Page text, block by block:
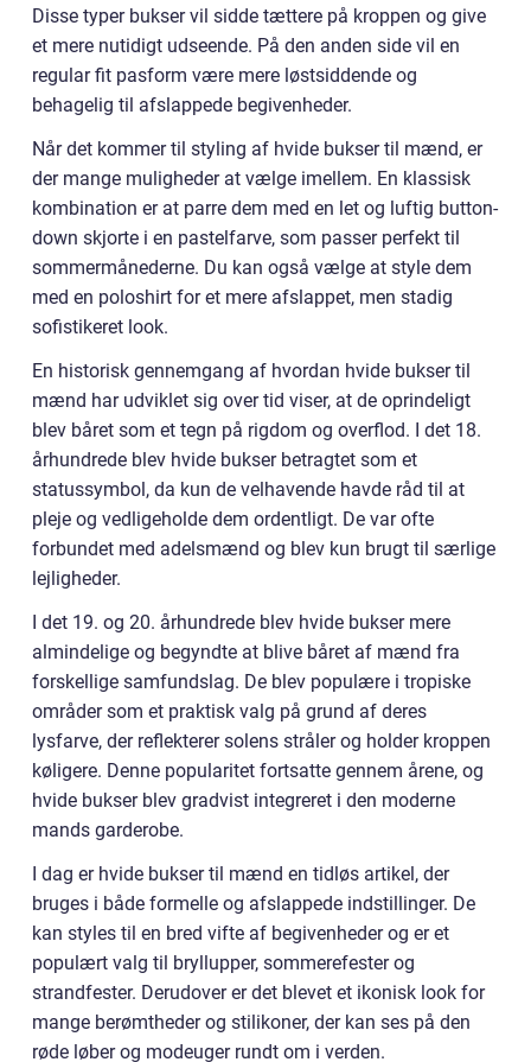
Disse typer bukser vil sidde tættere på kroppen og give
et mere nutidigt udseende. På den anden side vil en
regular fit pasform være mere løstsiddende og
behagelig til afslappede begivenheder.
Når det kommer til styling af hvide bukser til mænd, er
der mange muligheder at vælge imellem. En klassisk
kombination er at parre dem med en let og luftig button-
down skjorte i en pastelfarve, som passer perfekt til
sommermånederne. Du kan også vælge at style dem
med en poloshirt for et mere afslappet, men stadig
sofistikeret look.
En historisk gennemgang af hvordan hvide bukser til
mænd har udviklet sig over tid viser, at de oprindeligt
blev båret som et tegn på rigdom og overflod. I det 18.
århundrede blev hvide bukser betragtet som et
statussymbol, da kun de velhavende havde råd til at
pleje og vedligeholde dem ordentligt. De var ofte
forbundet med adelsmænd og blev kun brugt til særlige
lejligheder.
I det 19. og 20. århundrede blev hvide bukser mere
almindelige og begyndte at blive båret af mænd fra
forskellige samfundslag. De blev populære i tropiske
områder som et praktisk valg på grund af deres
lysfarve, der reflekterer solens stråler og holder kroppen
køligere. Denne popularitet fortsatte gennem årene, og
hvide bukser blev gradvist integreret i den moderne
mands garderobe.
I dag er hvide bukser til mænd en tidløs artikel, der
bruges i både formelle og afslappede indstillinger. De
kan styles til en bred vifte af begivenheder og er et
populært valg til bryllupper, sommerefester og
strandfester. Derudover er det blevet et ikonisk look for
mange berømtheder og stilikoner, der kan ses på den
røde løber og modeuger rundt om i verden.